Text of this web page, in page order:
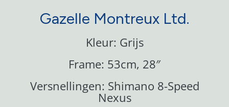
Gazelle Montreux Ltd.
Kleur: Grijs
Frame: 53cm, 28″
Versnellingen: Shimano 8-Speed
Nexus